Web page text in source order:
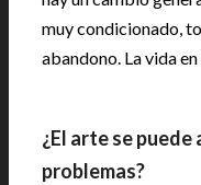
muy condicionado,
abandono. La vida
¿El arte se
problemas?